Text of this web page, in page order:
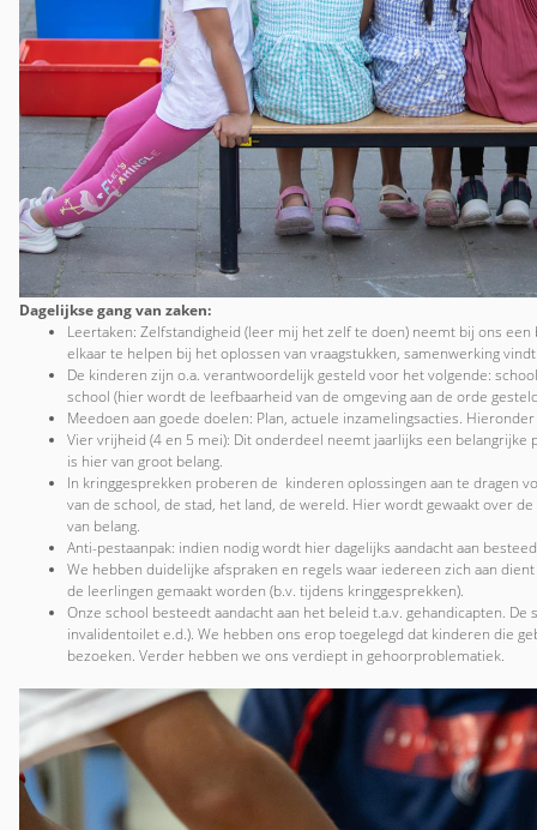
Dagelijkse gang van zaken:
Leertaken: Zelfstandigheid (leer mij het zelf te doen) neemt bij ons
elkaar te helpen bij het oplossen van vraagstukken, samenwerking
De kinderen zijn o.a. verantwoordelijk gesteld voor het volgende:
school (hier wordt de leefbaarheid van de omgeving aan de orde
Meedoen aan goede doelen: Plan, actuele inzamelingsacties.
Vier vrijheid (4 en 5 mei): Dit onderdeel neemt jaarlijks een
is hier van groot belang.
In kringgesprekken proberen de kinderen oplossingen aan te dragen
van de school, de stad, het land, de wereld. Hier wordt gewaakt over
van belang.
Anti-pestaanpak: indien nodig wordt hier dagelijks aandacht aan
We hebben duidelijke afspraken en regels waar iedereen zich aan
de leerlingen gemaakt worden (b.v. tijdens kringgesprekken).
Onze school besteedt aandacht aan het beleid t.a.v. gehandicapten.
invalidentoilet e.d.). We hebben ons erop toegelegd dat kinderen die
bezoeken. Verder hebben we ons verdiept in gehoorproblematiek.